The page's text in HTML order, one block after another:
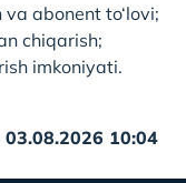
abonent to‘lovi;
chiqarish;
imkoniyati.
10:04